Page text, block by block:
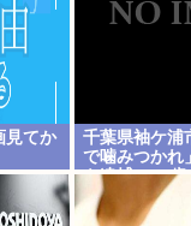
見てか
千葉県袖ケ浦
で噛みつかれ
を逮捕 90歳
腹を殴るなど
い [8/6]